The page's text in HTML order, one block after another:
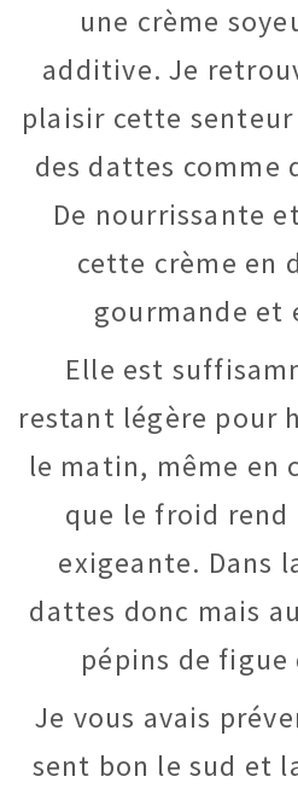
une crème
additive. Je
plaisir cette
des dattes comme
De nourrissante
cette crème en
gourmande et
Elle est
restant légère pour
le matin, même en
que le froid rend
exigeante. Dans
dattes donc mais
pépins de figue
Je vous avais
sent bon le sud et